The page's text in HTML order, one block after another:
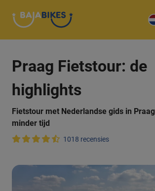
Praag Fietstour: de
highlights
Fietstour met Nederlandse gids in
minder tijd
1018 recensies